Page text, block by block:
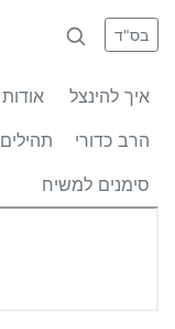
בס"ד
איך להינצל אודות
הרב כדורי
תהילים
סימנים למשיח